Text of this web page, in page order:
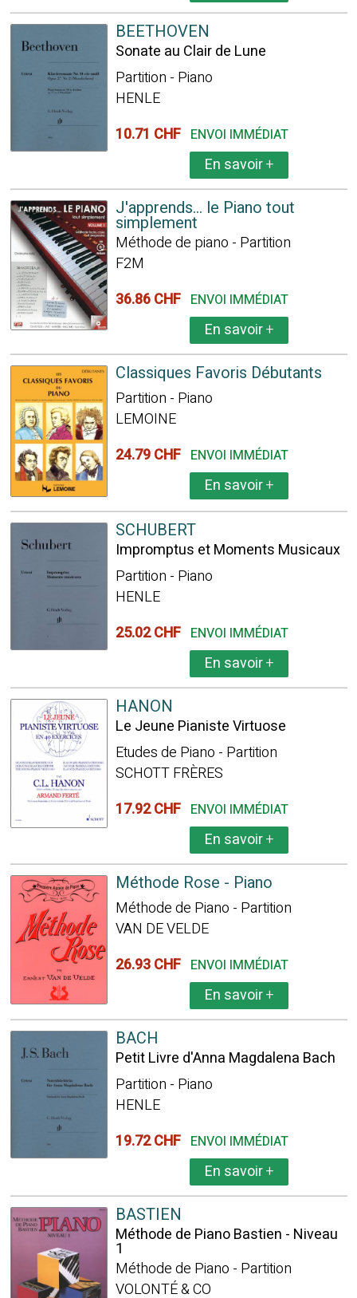
BEETHOVEN
Sonate au Clair de Lune
Partition - Piano
HENLE
10.71 CHF ENVOI IMMÉDIAT
En savoir+
J'apprends... le Piano tout
simplement
Méthode de piano - Partition
F2M
36.86 CHF ENVOI IMMÉDIAT
En savoir+
Classiques Favoris Débutants
Partition - Piano
LEMOINE
24.79 CHF ENVOI IMMÉDIAT
En savoir+
SCHUBERT
Impromptus et Moments Musicaux
Partition - Piano
HENLE
25.02 CHF ENVOI IMMÉDIAT
En savoir+
HANON
Le Jeune Pianiste Virtuose
Etudes de Piano - Partition
SCHOTT FRÈRES
17.92 CHF ENVOI IMMÉDIAT
En savoir+
Méthode Rose - Piano
Méthode de Piano - Partition
VAN DE VELDE
26.93 CHF ENVOI IMMÉDIAT
En savoir+
BACH
Petit Livre d'Anna Magdalena Bach
Partition - Piano
HENLE
19.72 CHF ENVOI IMMÉDIAT
En savoir+
BASTIEN
Méthode de Piano Bastien - Niveau
1
Méthode de Piano - Partition
VOLONTÉ & CO